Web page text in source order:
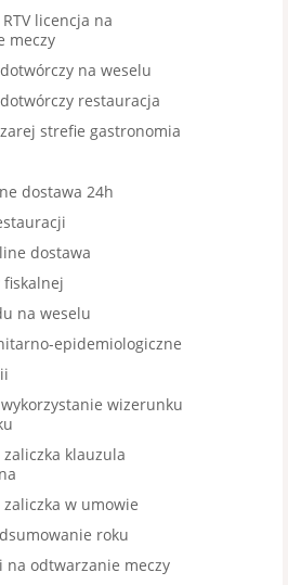
licencja na
meczy
na weselu
restauracja
strefie gastronomia
dostawa 24h
dostawa
fiskalnej
na weselu
epidemiologiczne
wizerunku
klauzula
w umowie
roku
na odtwarzanie meczy